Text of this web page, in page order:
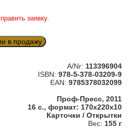
заявку.
в продажу
A/Nr: 113396904
ISBN: 978-5-378-03209-9
EAN: 9785378032099
Проф-Пресс, 2011
16 с., формат: 170x220x10
Карточки / Открытки
Вес: 155 г